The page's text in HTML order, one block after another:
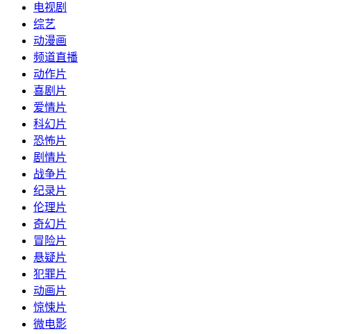
电视剧
综艺
动漫画
频道直播
动作片
喜剧片
爱情片
科幻片
恐怖片
剧情片
战争片
纪录片
伦理片
奇幻片
冒险片
悬疑片
犯罪片
动画片
惊悚片
微电影